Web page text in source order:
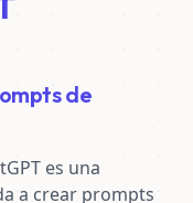
de
es una
a crear prompts